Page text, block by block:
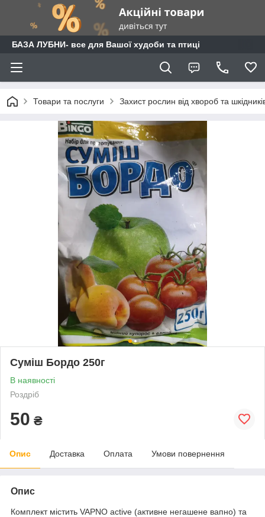
БАЗА ЛУБНИ- все для Вашої худоби та птиці
Товари та послуги Захист рослин від хвороб та
Суміш Бордо 250г
В наявності
Роздріб
50 ₴
Опис Доставка Оплата Умови повернення
Опис
Комплект містить VAPNO active (активне негашене вапно) та